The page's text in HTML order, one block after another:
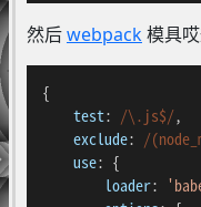
然后webpack模具
{
test: /\.js$/,
exclude: /
use: {
loader: